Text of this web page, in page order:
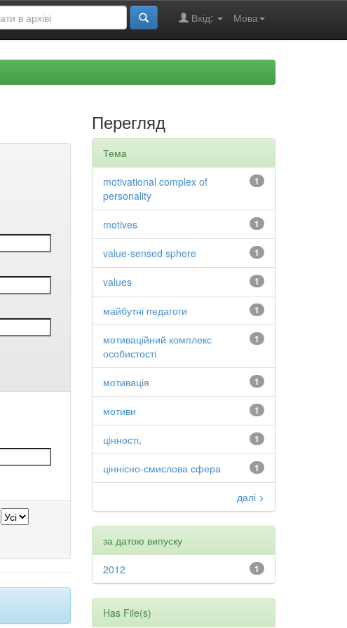
Мова
Вхід:
Перегляд
Тема
1
motivational complex of
personality
1
motives
1
value-sensed sphere
1
values
1
майбутні педагоги
1
мотиваційний комплекс
особистості
1
мотивація
1
мотиви
1
цінності,
1
ціннісно-смислова сфера
далі >
за датою випуску
1
2012
Has File(s)